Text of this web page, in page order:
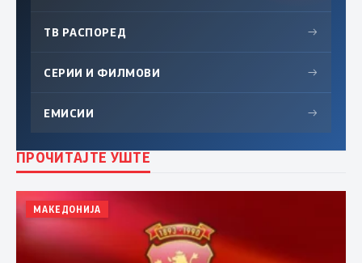
ТВ РАСПОРЕД →
СЕРИИ И ФИЛМОВИ →
ЕМИСИИ →
ПРОЧИТАЈТЕ УШТЕ
МАКЕДОНИЈА